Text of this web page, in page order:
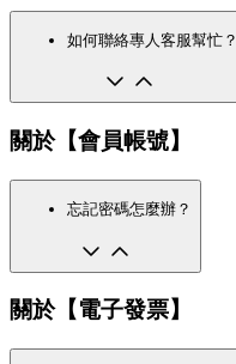
如何聯絡專人客服幫忙？
關於【會員帳號】
忘記密碼怎麼辦？
關於【電子發票】